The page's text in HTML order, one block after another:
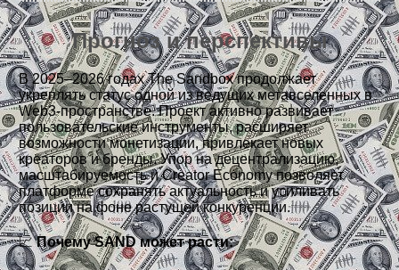
Прогноз и перспективы
В 2025–2026 годах The Sandbox продолжает
укреплять статус одной из ведущих метавселенных в
Web3-пространстве. Проект активно развивает
пользовательские инструменты, расширяет
возможности монетизации, привлекает новых
креаторов и бренды. Упор на децентрализацию,
масштабируемость и Creator Economy позволяет
платформе сохранять актуальность и усиливать
позиции на фоне растущей конкуренции.
📈Почему SAND может расти: